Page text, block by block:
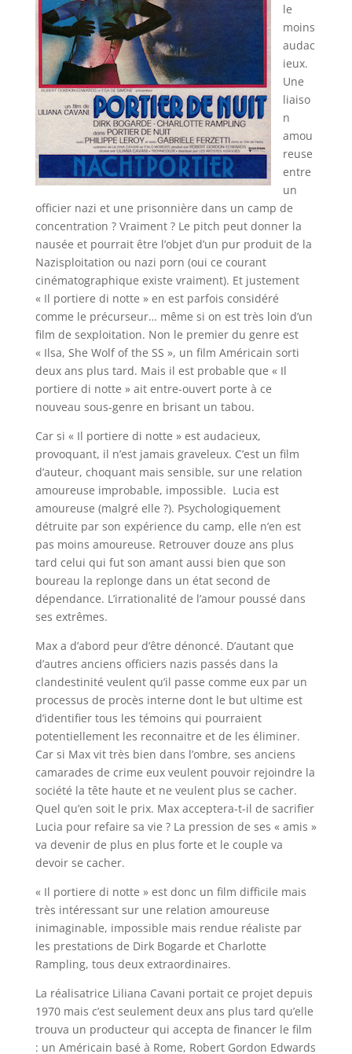
le
moins
audac
ieux.
Une
liaiso
n
amou
reuse
entre
un
officier nazi et une prisonnière dans un camp de
concentration ? Vraiment ? Le pitch peut donner la
nausée et pourrait être l’objet d’un pur produit de la
Nazisploitation ou nazi porn (oui ce courant
cinématographique existe vraiment). Et justement
« Il portiere di notte » en est parfois considéré
comme le précurseur… même si on est très loin d’un
film de sexploitation. Non le premier du genre est
« Ilsa, She Wolf of the SS », un film Américain sorti
deux ans plus tard. Mais il est probable que « Il
portiere di notte » ait entre-ouvert porte à ce
nouveau sous-genre en brisant un tabou.
Car si « Il portiere di notte » est audacieux,
provoquant, il n’est jamais graveleux. C’est un film
d’auteur, choquant mais sensible, sur une relation
amoureuse improbable, impossible. Lucia est
amoureuse (malgré elle ?). Psychologiquement
détruite par son expérience du camp, elle n’en est
pas moins amoureuse. Retrouver douze ans plus
tard celui qui fut son amant aussi bien que son
boureau la replonge dans un état second de
dépendance. L’irrationalité de l’amour poussé dans
ses extrêmes.
Max a d’abord peur d’être dénoncé. D’autant que
d’autres anciens officiers nazis passés dans la
clandestinité veulent qu’il passe comme eux par un
processus de procès interne dont le but ultime est
d’identifier tous les témoins qui pourraient
potentiellement les reconnaitre et de les éliminer.
Car si Max vit très bien dans l’ombre, ses anciens
camarades de crime eux veulent pouvoir rejoindre la
société la tête haute et ne veulent plus se cacher.
Quel qu’en soit le prix. Max acceptera-t-il de sacrifier
Lucia pour refaire sa vie ? La pression de ses « amis »
va devenir de plus en plus forte et le couple va
devoir se cacher.
« Il portiere di notte » est donc un film difficile mais
très intéressant sur une relation amoureuse
inimaginable, impossible mais rendue réaliste par
les prestations de Dirk Bogarde et Charlotte
Rampling, tous deux extraordinaires.
La réalisatrice Liliana Cavani portait ce projet depuis
1970 mais c’est seulement deux ans plus tard qu’elle
trouva un producteur qui accepta de financer le film
: un Américain basé à Rome, Robert Gordon Edwards